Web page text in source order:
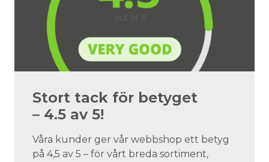
Stort tack för betyget
– 4.5 av 5!
Våra kunder ger vår webbshop ett betyg
på 4,5 av 5 – för vårt breda sortiment,